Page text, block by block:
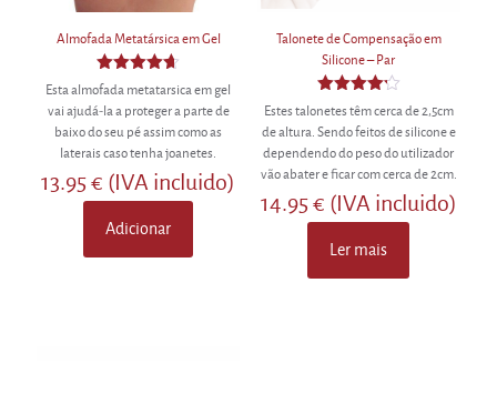
Almofada Metatársica em Gel
Avaliação
de 5
Esta almofada metatarsica em gel
vai ajudá-la a proteger a parte de
baixo do seu pé assim como as
laterais caso tenha joanetes.
13.95€ (IVA incluido)
Adicionar
Talonete de Compensação em
Silicone – Par
Avaliação
de 5
Estes talonetes têm cerca de 2,5cm
de altura. Sendo feitos de silicone e
dependendo do peso do utilizador
vão abater e ficar com cerca de 2cm.
14.95€ (IVA incluido)
Ler mais